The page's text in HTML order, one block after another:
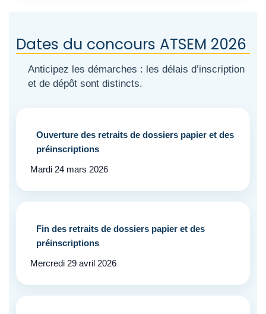
Dates du concours ATSEM 2026
Anticipez les démarches : les délais d’inscription
et de dépôt sont distincts.
Ouverture des retraits de dossiers papier et des
préinscriptions
Mardi 24 mars 2026
Fin des retraits de dossiers papier et des
préinscriptions
Mercredi 29 avril 2026